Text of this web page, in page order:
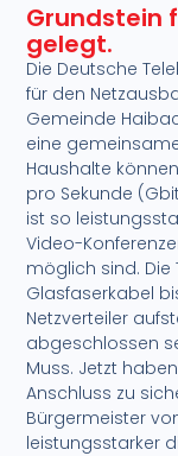
Grundstein
gelegt.
Die Deutsche
für den
Gemeinde
eine
Haushalte
pro Sekunde
ist so
Video-
möglich sind. Die
Glasfaserkabel
Netzverteiler
abgeschlossen
Muss. Jetzt
Anschluss zu
Bürgermeister
leistungsstarker